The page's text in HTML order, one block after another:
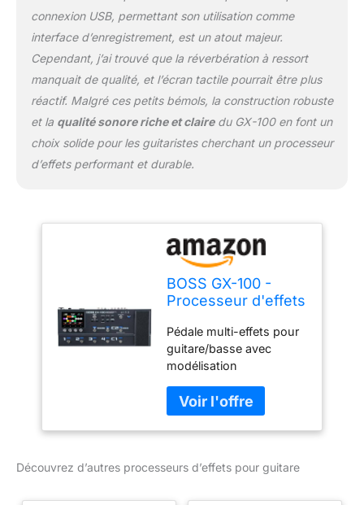
connexion USB, permettant son utilisation comme
interface d’enregistrement, est un atout majeur.
Cependant, j’ai trouvé que la réverbération à ressort
manquait de qualité, et l’écran tactile pourrait être plus
réactif. Malgré ces petits bémols, la construction robuste
et la qualité sonore riche et clairedu GX-100 en font un
choix solide pour les guitaristes cherchant un processeur
d’effets performant et durable.
BOSS GX-100 -
Processeur d'effets
Pédale multi-effets pour
guitare/basse avec
modélisation
de rappel USB Pédale
d'expression Écran
tactile col
Découvrez d’autres processeurs d’effets pour guitare